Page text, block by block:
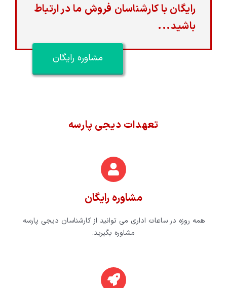
رایگان با کارشناسان فروش ما در ارتباط
باشید...
مشاوره رایگان
تعهدات دیجی پارسه
مشاوره رایگان
همه روزه در ساعات اداری می توانید از کارشناسان دیجی پارسه
مشاوره بگیرید.